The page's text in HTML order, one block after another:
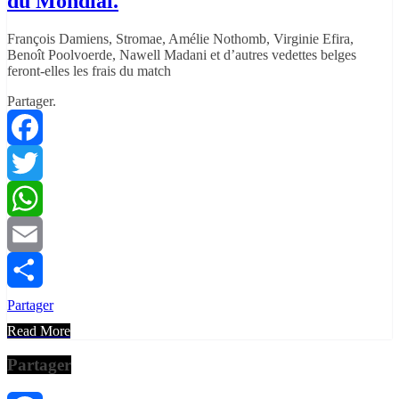
François Damiens, Stromae, Amélie Nothomb, Virginie Efira,
Benoît Poolvoerde, Nawell Madani et d’autres vedettes belges
feront-elles les frais du match
Partager.
Facebook
Twitter
WhatsApp
Email
Partager
Read More
Partager